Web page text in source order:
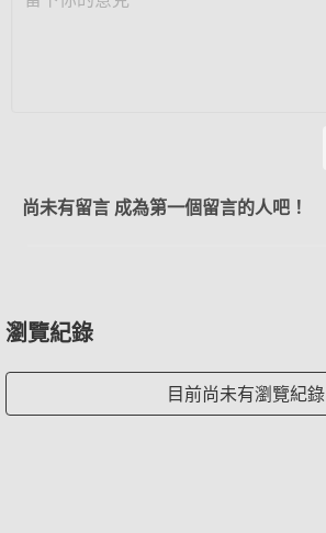
尚未有留言 成為第一個留言的人吧！
瀏覽紀錄
目前尚未有瀏覽紀錄